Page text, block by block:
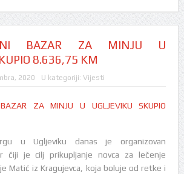
BAZAR ZA MINJU U
8.636,75 KM
2020 U kategoriji: Vijesti
u Ugljeviku danas je organizovan
čiji je cilj prikupljanje novca za lečenje
Matić iz Kragujevca, koja boluje od retke i